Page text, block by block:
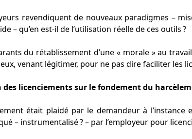
revendiquent de nouveaux paradigmes –
– qu’en est-il de l’utilisation réelle de ces outils ?
du rétablissement d’une « morale » au
venant légitimer, pour ne pas dire faciliter les
licenciements sur le fondement du
était plaidé par le demandeur à l’instance
– instrumentalisé ? – par l’employeur pour